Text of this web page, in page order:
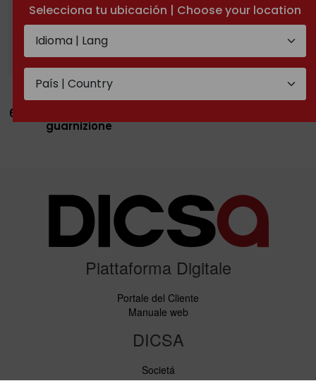
Selecciona tu ubicación | Choose your location
Femmina diritta
compatta NPSM cono
60° doppio esagono con
guarnizione
Maschio compatto
conico NPT
Piattaforma Digitale
Portale del Cliente
Manuale web
DICSA
Societá